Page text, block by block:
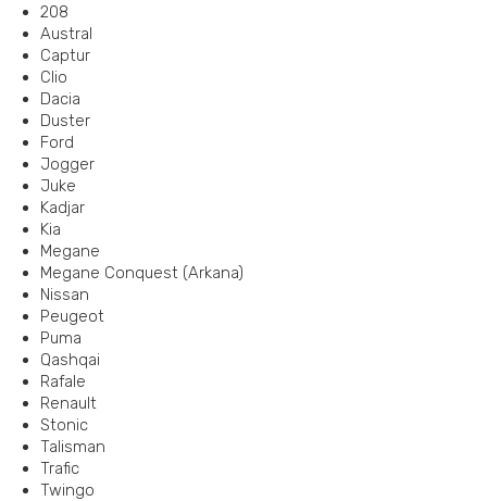
208
Austral
Captur
Clio
Dacia
Duster
Ford
Jogger
Juke
Kadjar
Kia
Megane
Megane Conquest (Arkana)
Nissan
Peugeot
Puma
Qashqai
Rafale
Renault
Stonic
Talisman
Trafic
Twingo